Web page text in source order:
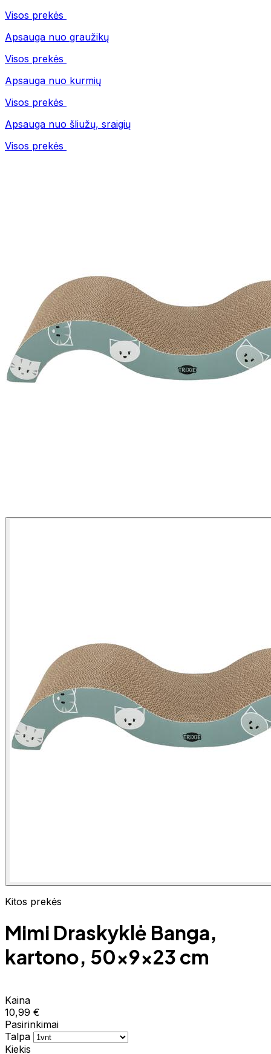
Visos prekės
Apsauga nuo graužikų
Visos prekės
Apsauga nuo kurmių
Visos prekės
Apsauga nuo šliužų, sraigių
Visos prekės
Kitos prekės
Mimi Draskyklė Banga,
kartono, 50x9x23 cm
Kaina
10,99 €
Pasirinkimai
Talpa
Kiekis